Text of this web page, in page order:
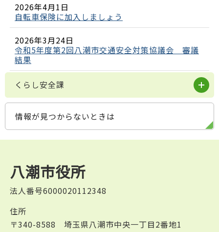
2026年4月1日
自転車保険に加入しましょう
2026年3月24日
令和5年度第2回八潮市交通安全対策協議会 審議
結果
くらし安全課
情報が見つからないときは
八潮市役所
法人番号6000020112348
住所
〒340-8588 埼玉県八潮市中央一丁目2番地1